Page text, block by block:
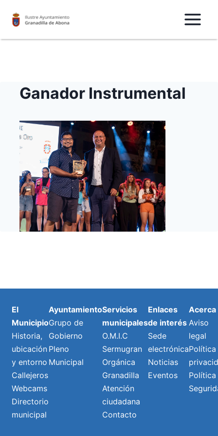
Ganador Instrumental
El
Municipio
Historia,
ubicación
y entorno
Callejeros
Webcams
Directorio
municipal
Ayuntamiento
Grupo de
Gobierno
Pleno
Municipal
Servicios
municipales
O.M.I.C
Sermugran
Orgánica
Granadilla
Atención
ciudadana
Contacto
Enlaces
de interés
Sede
electrónica
Noticias
Eventos
Acerca
Aviso
legal
Política
Política